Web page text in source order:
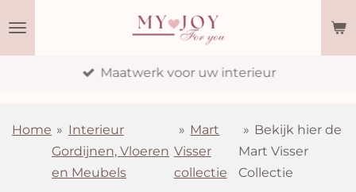
Eigen atelier
Home » Interieur
Gordijnen, Vloeren
en Meubels
» Mart
Visser
collectie
» Bekijk hier de
Mart Visser
Collectie